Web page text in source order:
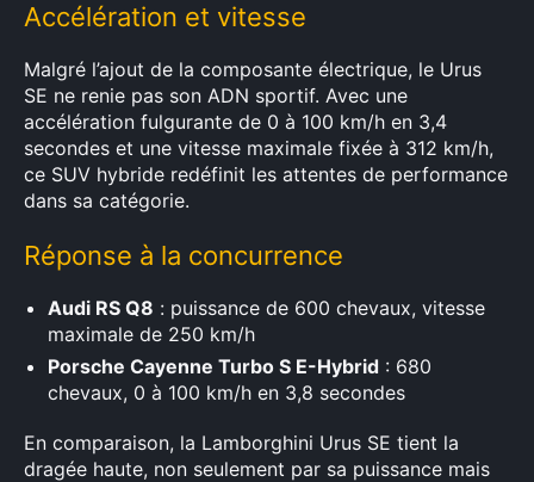
Accélération et vitesse
Malgré l’ajout de la composante électrique, le Urus
SE ne renie pas son ADN sportif. Avec une
accélération fulgurante de 0 à 100 km/h en 3,4
secondes et une vitesse maximale fixée à 312 km/h,
ce SUV hybride redéfinit les attentes de performance
dans sa catégorie.
Réponse à la concurrence
Audi RS Q8 : puissance de 600 chevaux, vitesse
maximale de 250 km/h
Porsche Cayenne Turbo S E-Hybrid : 680
chevaux, 0 à 100 km/h en 3,8 secondes
En comparaison, la Lamborghini Urus SE tient la
dragée haute, non seulement par sa puissance mais